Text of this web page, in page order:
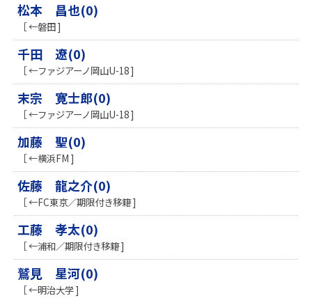
松本 昌也(0)
［ ←磐田 ]
千田 遼(0)
［ ←ファジアーノ岡山U-18 ]
末宗 寛士郎(0)
［ ←ファジアーノ岡山U-18 ]
加藤 聖(0)
［ ←横浜FM ]
佐藤 龍之介(0)
［ ←FC東京／期限付き移籍 ]
工藤 孝太(0)
［ ←浦和／期限付き移籍 ]
鷲見 星河(0)
［ ←明治大学 ]